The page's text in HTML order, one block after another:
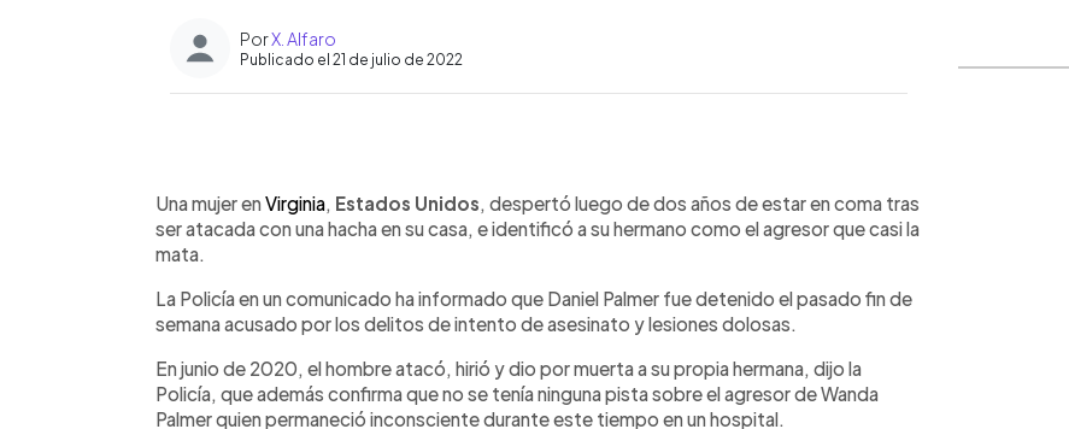
PorX. Alfaro
Publicado el 21 de julio de 2022
Escuchar artículo
Una mujer enVirginia, Estados Unidos, despertó luego de dos años de estar en coma tras
ser atacada con una hacha en su casa, e identificó a su hermano como el agresor que casi la
mata.
La Policía en un comunicado ha informado que Daniel Palmer fue detenido el pasado fin de
semana acusado por los delitos de intento de asesinato y lesiones dolosas.
En junio de 2020, el hombre atacó, hirió y dio por muerta a su propia hermana, dijo la
Policía, que además confirma que no se tenía ninguna pista sobre el agresor de Wanda
Palmer quien permaneció inconsciente durante este tiempo en un hospital.